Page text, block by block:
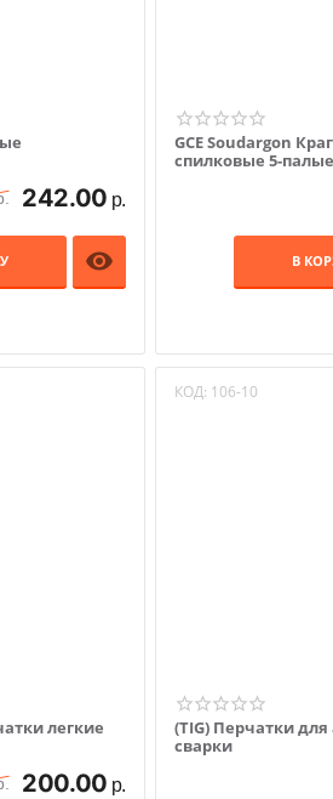
242.00 р.

GCE Soudargon
спилковые 5-палые
В
легкие
200.00 р.
КОД: 106-10
(TIG) Перчатки
сварки